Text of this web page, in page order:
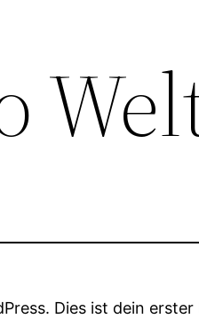
Dies ist dein